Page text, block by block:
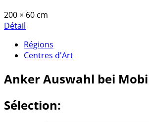
200 × 60 cm
Détail
Régions
Centres d'Art
AnkerAuswahl bei
Sélection: